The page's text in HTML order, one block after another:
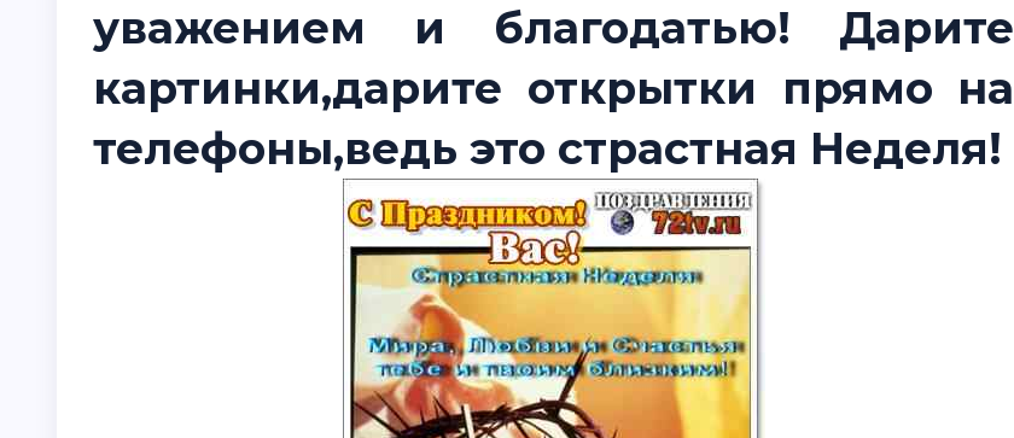
уважением и благодатью! Дарите
картинки,дарите открытки прямо на
телефоны,ведь это страстная Неделя!